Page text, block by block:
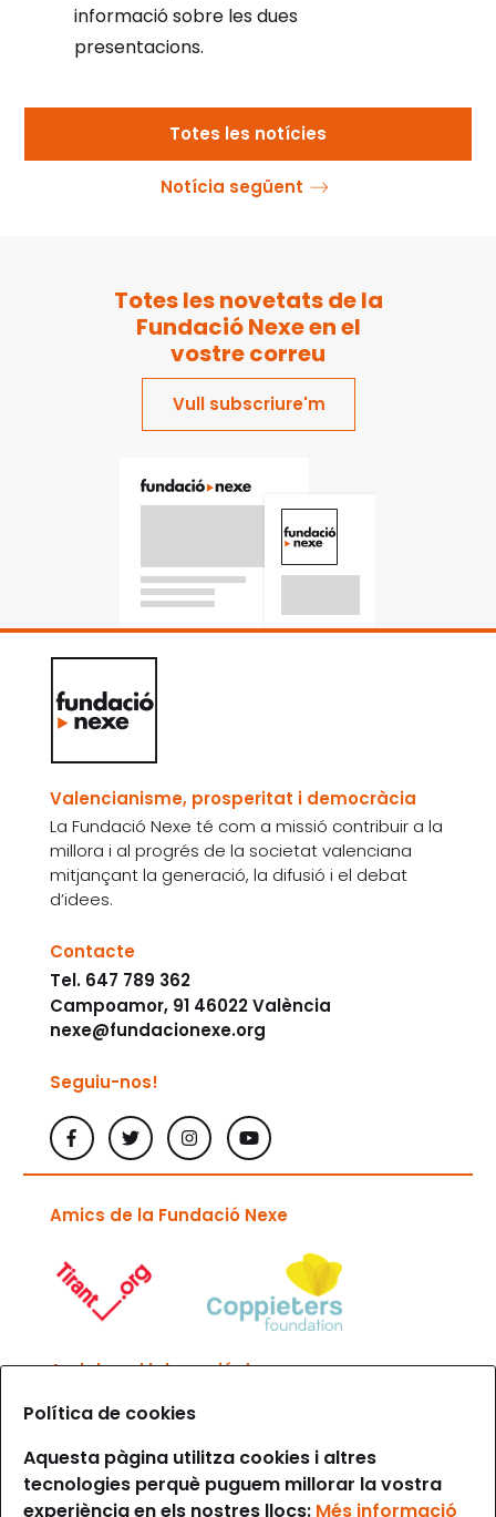
informació sobre les dues
presentacions.
Totes les notícies
Notícia següent
Totes les novetats de la
Fundació Nexe en el
vostre correu
Vull subscriure'm
Valencianisme, prosperitat i democràcia
La Fundació Nexe té com a missió contribuir a la
millora i al progrés de la societat valenciana
mitjançant la generació, la difusió i el debat
d’idees.
Contacte
Tel. 647 789 362
Campoamor, 91 46022 València
nexe@fundacionexe.org
Seguiu-nos!
Amics de la Fundació Nexe
Amb la col·laboració de
Política de cookies
Aquesta pàgina utilitza cookies i altres
tecnologies perquè puguem millorar la vostra
experiència en els nostres llocs: Més informació